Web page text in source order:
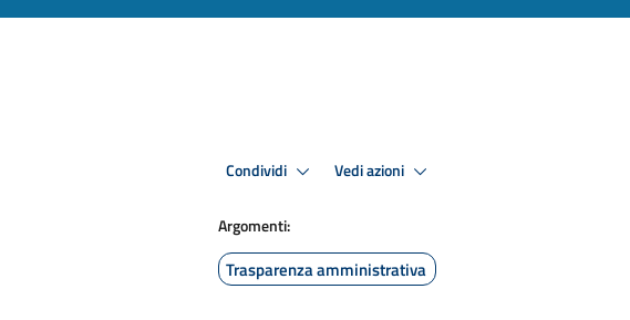
Condividi Vedi azioni
Argomenti:
Trasparenza amministrativa